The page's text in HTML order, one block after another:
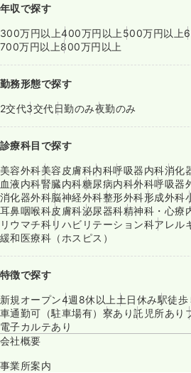
年収で探す
300万円以上400万円以上 500万円以上
700万円以上800万円以上
勤務形態で探す
2交代3交代日勤のみ夜勤のみ
診療科目で探す
美容外科美容皮膚科内科呼吸器内科消化
血液内科腎臓内科糖尿病内科外科呼吸器
消化器外科脳神経外科整形外科形成外科
耳鼻咽喉科皮膚科泌尿器科精神科・心療
リウマチ科リハビリテーション科アレル
緩和医療科（ホスピス）
特徴で探す
新規オープン4週8休以上 土日休み駅徒歩
車通勤可（駐車場有） 寮あり託児所あり
電子カルテあり
会社概要
事業所案内